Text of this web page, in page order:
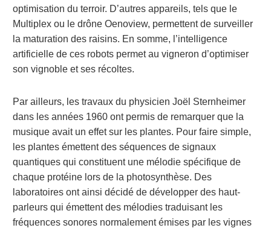
optimisation du terroir. D’autres appareils, tels que le
Multiplex ou le drône Oenoview, permettent de surveiller
la maturation des raisins. En somme, l’intelligence
artificielle de ces robots permet au vigneron d’optimiser
son vignoble et ses récoltes.
Par ailleurs, les travaux du physicien Joël Sternheimer
dans les années 1960 ont permis de remarquer que la
musique avait un effet sur les plantes. Pour faire simple,
les plantes émettent des séquences de signaux
quantiques qui constituent une mélodie spécifique de
chaque protéine lors de la photosynthèse. Des
laboratoires ont ainsi décidé de développer des haut-
parleurs qui émettent des mélodies traduisant les
fréquences sonores normalement émises par les vignes